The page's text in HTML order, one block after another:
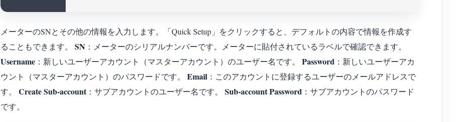
メーターのSNとその他の情報を入力します。「Quick Setup」をクリックすると、デフォルトの内容で情報を作成す
ることもできます。 SN ：メーターのシリアルナンバーです。メーターに貼付されているラベルで確認できます。
Username ：新しいユーザーアカウント（マスターアカウント）のユーザー名です。 Password ：新しいユーザーアカ
ウント（マスターアカウント）のパスワードです。 Email ：このアカウントに登録するユーザーのメールアドレスで
す。 Create Sub-account：サブアカウントのユーザー名です。 Sub-account Password ：サブアカウントのパスワード
です。